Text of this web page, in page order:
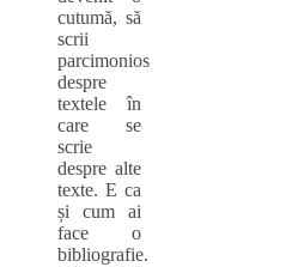
cutumă, să
scrii
parcimonios
despre
textele în
care se
scrie
despre alte
texte. E ca
și cum ai
face o
bibliografie.